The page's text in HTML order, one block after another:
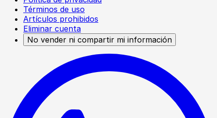
Términos de uso
Artículos prohibidos
Eliminar cuenta
No vender ni compartir mi información